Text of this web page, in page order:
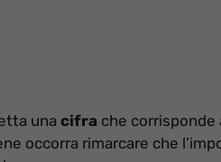
una cifra che corrisponde
occorra rimarcare che